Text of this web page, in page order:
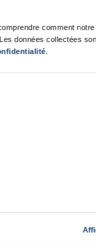
comment
données collectées
.